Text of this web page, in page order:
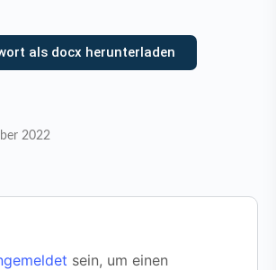
als docx herunterladen
2022
sein, um einen